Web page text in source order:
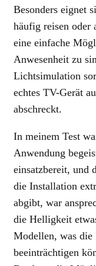
Besonders eignet
häufig reisen oder
eine einfache
Anwesenheit zu
Lichtsimulation
echtes TV-Gerät
abschreckt.
In meinem Test
Anwendung
einsatzbereit, und
die Installation
abgibt, war
die Helligkeit
Modellen, was
beeinträchtigen